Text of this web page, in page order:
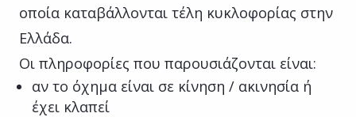
οποία καταβάλλονται τέλη κυκλοφορίας στην
Ελλάδα.
Οι πληροφορίες που παρουσιάζονται είναι:
αν το όχημα είναι σε κίνηση / ακινησία ή
έχει κλαπεί